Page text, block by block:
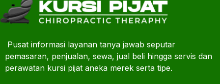
Pusat informasi layanan tanya jawab seputar
pemasaran, penjualan, sewa, jual beli hingga servis dan
perawatan kursi pijat aneka merek serta tipe.